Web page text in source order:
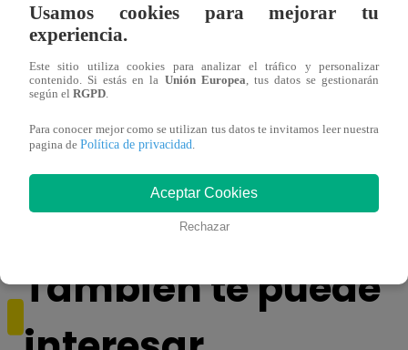
¿Por qué Nelly Rossinelli se volvió viral
antes de Navidad?
La
También te puede
Usamos cookies para mejorar tu
experiencia.
Este sitio utiliza cookies para analizar el tráfico y personalizar
contenido. Si estás en la Unión Europea , tus datos se gestionarán
según el RGPD
Para conocer mejor como se utilizan tus datos te invitamos leer nuestra
pagina de Política de privacidad
Aceptar Cookies
Rechazar